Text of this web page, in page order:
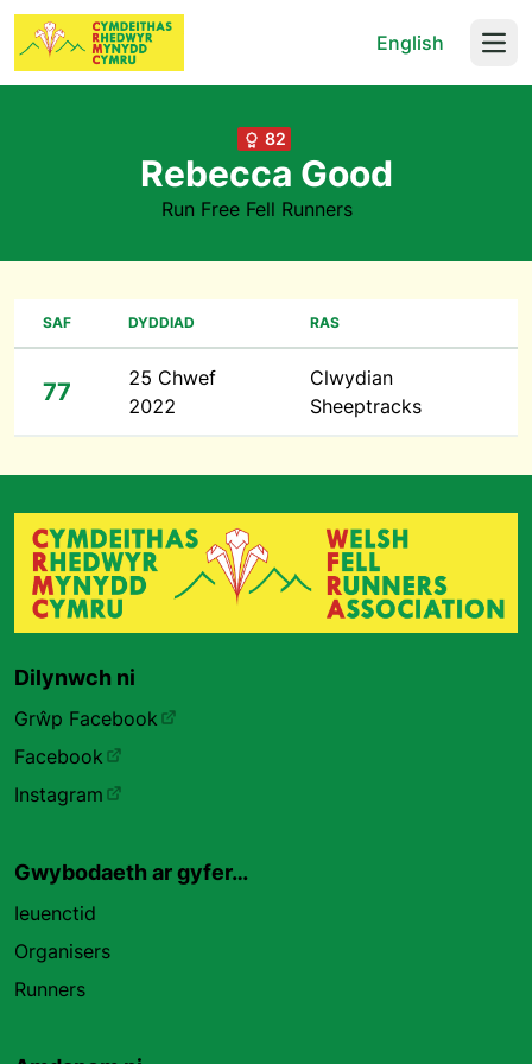
English
82
Rebecca Good
Run Free Fell Runners
SAF DYDDIAD RAS
77
25 Chwef
2022
Clwydian
Sheeptracks
Dilynwch ni
Grŵp Facebook
Facebook
Instagram
Gwybodaeth ar gyfer…
Ieuenctid
Organisers
Runners